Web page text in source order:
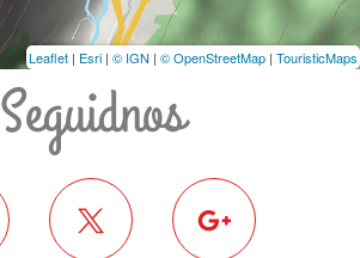
Leaflet | Esri | © IGN | © OpenStreetMap | TouristicMaps
Seguidnos